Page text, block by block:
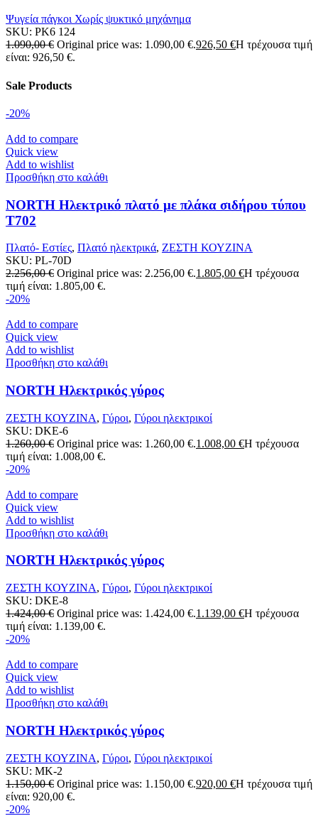
Ψυγεία πάγκοι Χωρίς ψυκτικό μηχάνημα
SKU: PK6 124
1.090,00€ Original price was: 1.090,00 €.926,50 €Η τρέχουσα τιμή
είναι: 926,50 €.
Sale Products
-20%
Add to compare
Quick view
Add to wishlist
Προσθήκη στο καλάθι
NORTH Ηλεκτρικό πλατό με πλάκα σιδήρου τύπου
T702
Πλατό- Εστίες, Πλατό ηλεκτρικά, ΖΕΣΤΗ ΚΟΥΖΙΝΑ
SKU: PL-70D
2.256,00€ Original price was: 2.256,00 €.1.805,00 €Η τρέχουσα
τιμή είναι: 1.805,00 €.
-20%
Add to compare
Quick view
Add to wishlist
Προσθήκη στο καλάθι
NORTH Ηλεκτρικός γύρος
ΖΕΣΤΗ ΚΟΥΖΙΝΑ, Γύροι, Γύροι ηλεκτρικοί
SKU: DKE-6
1.260,00€ Original price was: 1.260,00 €.1.008,00 €Η τρέχουσα
τιμή είναι: 1.008,00 €.
-20%
Add to compare
Quick view
Add to wishlist
Προσθήκη στο καλάθι
NORTH Ηλεκτρικός γύρος
ΖΕΣΤΗ ΚΟΥΖΙΝΑ, Γύροι, Γύροι ηλεκτρικοί
SKU: DKE-8
1.424,00€ Original price was: 1.424,00 €.1.139,00 €Η τρέχουσα
τιμή είναι: 1.139,00 €.
-20%
Add to compare
Quick view
Add to wishlist
Προσθήκη στο καλάθι
NORTH Ηλεκτρικός γύρος
ΖΕΣΤΗ ΚΟΥΖΙΝΑ, Γύροι, Γύροι ηλεκτρικοί
SKU: MK-2
1.150,00€ Original price was: 1.150,00 €.920,00 €Η τρέχουσα τιμή
είναι: 920,00 €.
-20%